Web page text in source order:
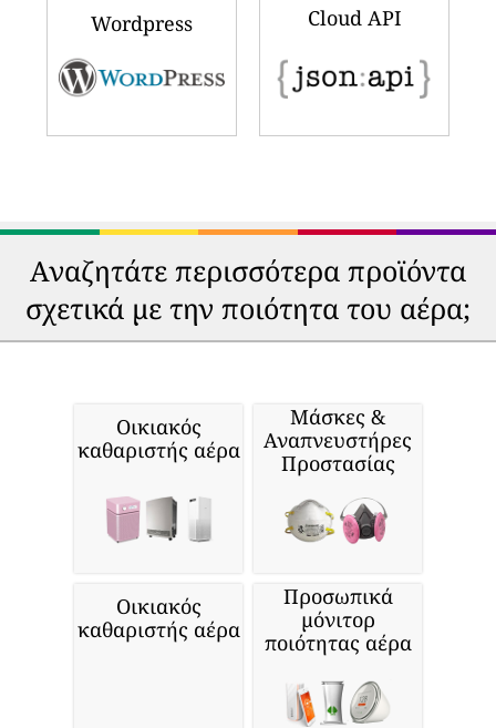
Wordpress Cloud API
Αναζητάτε περισσότερα προϊόντα
σχετικά με την ποιότητα του αέρα;
Οικιακός
καθαριστής αέρα
Μάσκες &
Αναπνευστήρες
Προστασίας
Οικιακός
καθαριστής αέρα
Προσωπικά
μόνιτορ
ποιότητας αέρα